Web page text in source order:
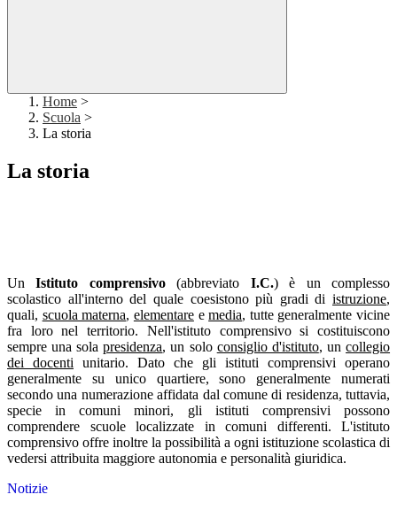
Home >
Scuola >
La storia
La storia
UnIstituto comprensivo(abbreviato I.C.) è un complesso
scolastico all'interno del quale coesistono più gradi di istruzione,
quali, scuola materna, elementareemedia, tutte generalmente vicine
fra loro nel territorio. Nell'istituto comprensivo si costituiscono
sempre una solapresidenza, un solo consiglio d'istituto, uncollegio
dei docenti unitario. Dato che gli istituti comprensivi operano
generalmente su unico quartiere, sono generalmente numerati
secondo una numerazione affidata dal comune di residenza, tuttavia,
specie in comuni minori, gli istituti comprensivi possono
comprendere scuole localizzate in comuni differenti. L'istituto
comprensivo offre inoltre la possibilità a ogni istituzione scolastica di
vedersi attribuita maggiore autonomia e personalità giuridica.
Notizie